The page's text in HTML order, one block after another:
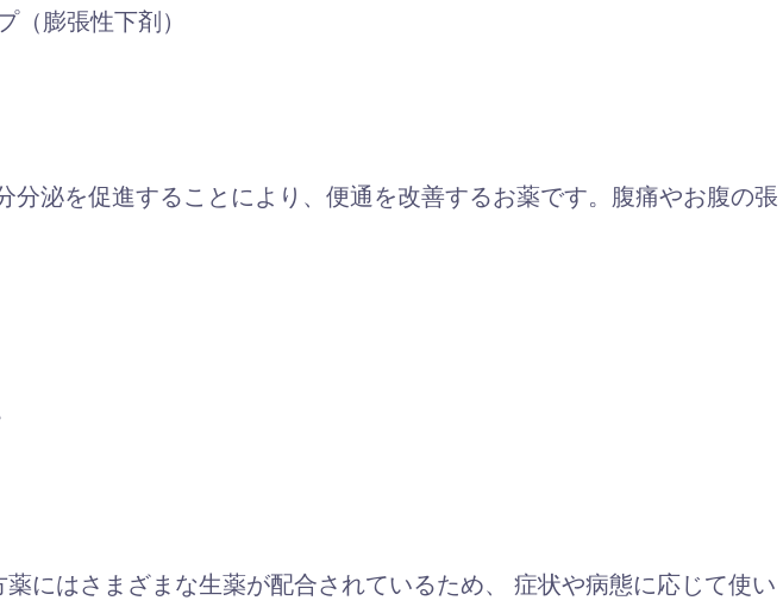
膨張性下剤）
泌を促進することにより、便通を改善するお薬です。腹痛やお腹の張
にはさまざまな生薬が配合されているため、 症状や病態に応じて使い